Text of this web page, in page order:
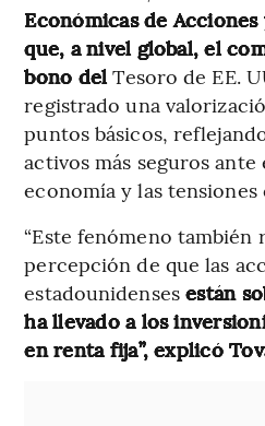
Económicas de
que, a nivel global, el
bono del Tesoro de EE.
registrado una
puntos básicos,
activos más seguros
economía y las tensiones
“Este fenómeno también
percepción de que las
estadounidensesestán
ha llevado a los
en renta fija”, explicó